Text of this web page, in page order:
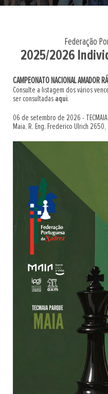
Federação
2025/2026
CAMPEONATO NACIONAL AMADOR
Consulte a listagem dos vários
ser consultadas aqui.
06 de setembro de 2026 -
Maia, R. Eng. Frederico Ulrich